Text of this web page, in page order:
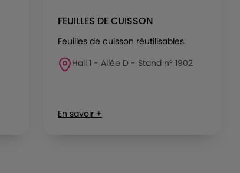
FEUILLES DE CUISSON
Feuilles de cuisson réutilisables.
Hall 1 - Allée D - Stand n° 1902
En savoir +